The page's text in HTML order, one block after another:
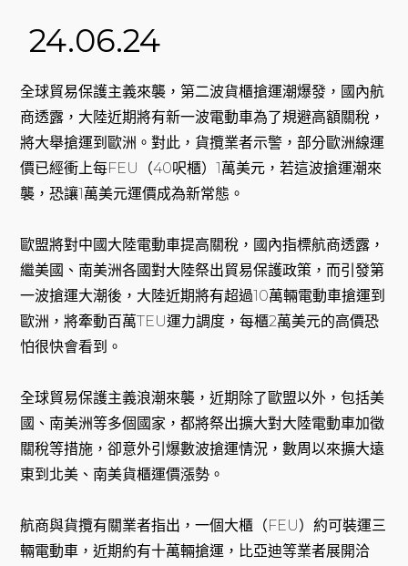
24.06.24
全球貿易保護主義來襲，第二波貨櫃搶運潮爆發，國內航
商透露，大陸近期將有新一波電動車為了規避高額關稅，
將大舉搶運到歐洲。對此，貨攬業者示警，部分歐洲線運
價已經衝上每FEU（40呎櫃）1萬美元，若這波搶運潮來
襲，恐讓1萬美元運價成為新常態。
歐盟將對中國大陸電動車提高關稅，國內指標航商透露，
繼美國、南美洲各國對大陸祭出貿易保護政策，而引發第
一波搶運大潮後，大陸近期將有超過10萬輛電動車搶運到
歐洲，將牽動百萬TEU運力調度，每櫃2萬美元的高價恐
怕很快會看到。
全球貿易保護主義浪潮來襲，近期除了歐盟以外，包括美
國、南美洲等多個國家，都將祭出擴大對大陸電動車加徵
關稅等措施，卻意外引爆數波搶運情況，數周以來擴大遠
東到北美、南美貨櫃運價漲勢。
航商與貨攬有關業者指出，一個大櫃（FEU）約可裝運三
輛電動車，近期約有十萬輛搶運，比亞迪等業者展開洽